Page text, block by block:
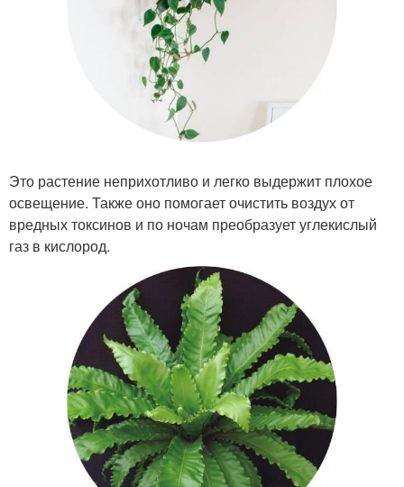
Это растение неприхотливо и легко выдержит плохое
освещение. Также оно помогает очистить воздух от
вредных токсинов и по ночам преобразует углекислый
газ в кислород.